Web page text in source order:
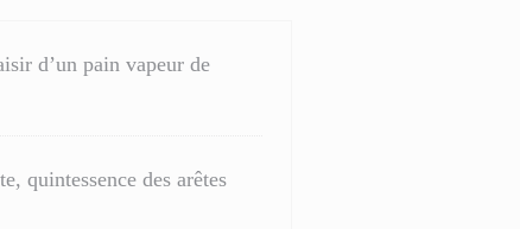
d’un pain vapeur de
quintessence des arêtes